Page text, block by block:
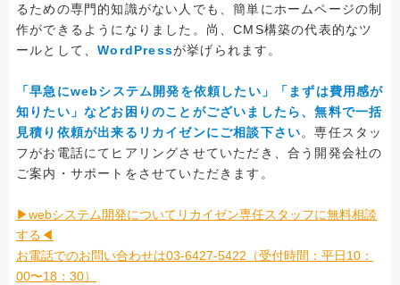
るための専門的知識がない人でも、簡単にホームページの制
作ができるようになりました。尚、CMS構築の代表的なツ
ールとして、WordPressが挙げられます。
「早急にwebシステム開発を依頼したい」「まずは費用感が
知りたい」などお困りのことがございましたら、無料で一括
見積り依頼が出来るリカイゼンにご相談下さい。専任スタッ
フがお電話にてヒアリングさせていただき、合う開発会社の
ご案内・サポートをさせていただきます。
▶webシステム開発についてリカイゼン専任スタッフに無料相談
する◀
お電話でのお問い合わせは03-6427-5422（受付時間：平日10：
00〜18：30）